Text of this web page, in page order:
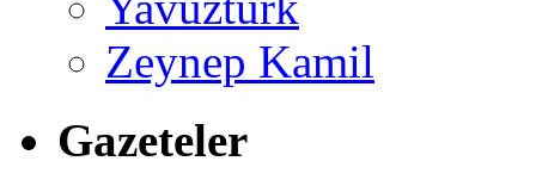
Zeynep Kamil
Gazeteler